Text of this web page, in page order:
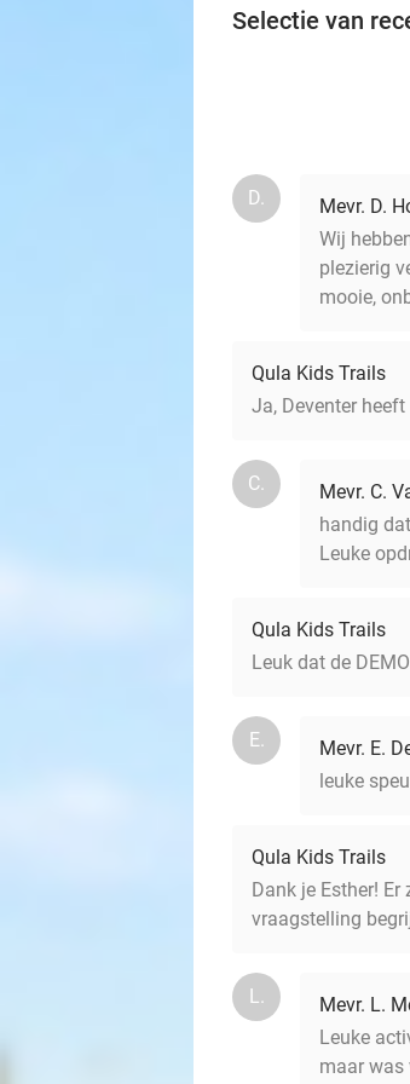
Selectie van
D.
Mevr. D.
Wij
plezierig
mooie,
Qula Kids Trails
Ja, Deventer
C.
Mevr. C.
handig
Leuke
Qula Kids Trails
Leuk dat de
E.
Mevr. E.
leuke
Qula Kids Trails
Dank je Esther!
vraagstelling
L.
Mevr. L.
Leuke
maar was